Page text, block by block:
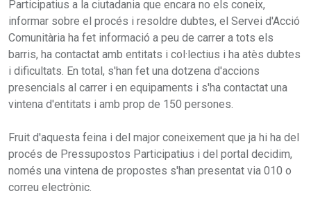
Participatius a la ciutadania que encara no els coneix,
informar sobre el procés i resoldre dubtes, el Servei d'Acció
Comunitària ha fet informació a peu de carrer a tots els
barris, ha contactat amb entitats i col·lectius i ha atès dubtes
i dificultats. En total, s'han fet una dotzena d'accions
presencials al carrer i en equipaments i s'ha contactat una
vintena d'entitats i amb prop de 150 persones.
Fruit d'aquesta feina i del major coneixement que ja hi ha del
procés de Pressupostos Participatius i del portal decidim,
només una vintena de propostes s'han presentat via 010 o
correu electrònic.